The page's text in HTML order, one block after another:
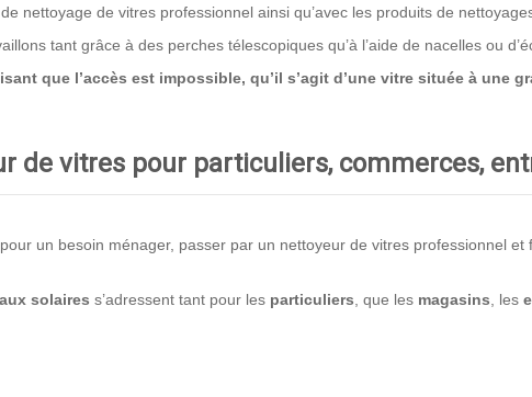
nettoyage de vitres professionnel ainsi qu’avec les produits de
tant grâce à des perches télescopiques qu’à l’aide de nacelles ou
que l’accès est impossible, qu’il s’agit d’une vitre située à une
de vitres pour particuliers, commerces,
un besoin ménager, passer par un nettoyeur de vitres professionnel et
solaires s’adressent tant pour les particuliers , que les magasins , les